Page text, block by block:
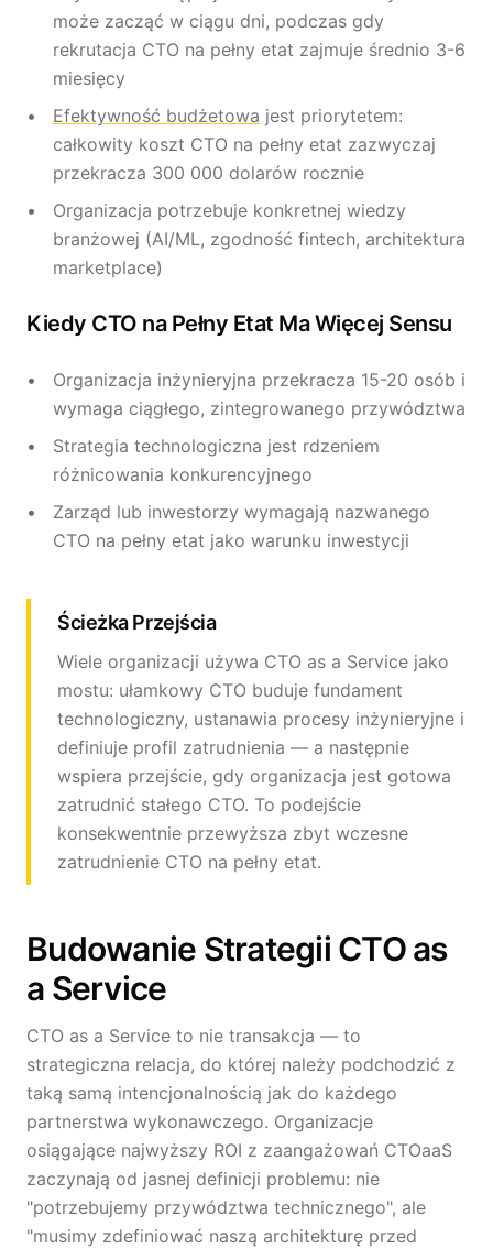
może zacząć w ciągu dni, podczas gdy
rekrutacja CTO na pełny etat zajmuje średnio 3-6
miesięcy
Efektywność budżetowa jest priorytetem:
całkowity koszt CTO na pełny etat zazwyczaj
przekracza 300 000 dolarów rocznie
Organizacja potrzebuje konkretnej wiedzy
branżowej (AI/ML, zgodność fintech, architektura
marketplace)
Kiedy CTO na Pełny Etat Ma Więcej Sensu
Organizacja inżynieryjna przekracza 15-20 osób i
wymaga ciągłego, zintegrowanego przywództwa
Strategia technologiczna jest rdzeniem
różnicowania konkurencyjnego
Zarząd lub inwestorzy wymagają nazwanego
CTO na pełny etat jako warunku inwestycji
Ścieżka Przejścia
Wiele organizacji używa CTO as a Service jako
mostu: ułamkowy CTO buduje fundament
technologiczny, ustanawia procesy inżynieryjne i
definiuje profil zatrudnienia — a następnie
wspiera przejście, gdy organizacja jest gotowa
zatrudnić stałego CTO. To podejście
konsekwentnie przewyższa zbyt wczesne
zatrudnienie CTO na pełny etat.
Budowanie Strategii CTO as
a Service
CTO as a Service to nie transakcja — to
strategiczna relacja, do której należy podchodzić z
taką samą intencjonalnością jak do każdego
partnerstwa wykonawczego. Organizacje
osiągające najwyższy ROI z zaangażowań CTOaaS
zaczynają od jasnej definicji problemu: nie
"potrzebujemy przywództwa technicznego", ale
"musimy zdefiniować naszą architekturę przed